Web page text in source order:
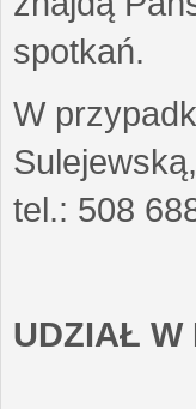
spotkań.
W
tel.: 508
UDZIAŁ W